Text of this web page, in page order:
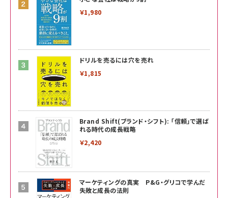
￥1,980
ドリルを売るには穴を売れ
￥1,815
Brand Shift(ブランド・シフト): 「信頼」で選ば
れる時代の成長戦略
￥2,420
マーケティングの真実 P&G・グリコで学んだ
失敗と成長の法則